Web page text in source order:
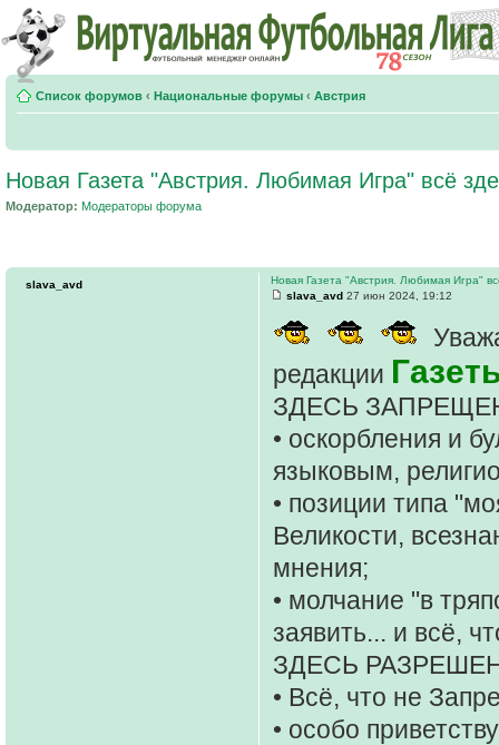
Список форумов ‹ Национальные форумы ‹ Австрия
Новая Газета "Австрия. Любимая Игра" всё
Модератор: Модераторы форума
Новая Газета "Австрия. Любимая Игра"
slava_avd 27 июн 2024, 19:12
редакции
ЗДЕСЬ
• оскорбления и
языковым,
• позиции типа
Великости,
мнения;
• молчание "в
заявить... и всё,
ЗДЕСЬ
• Всё, что не
• особо
slava_avd